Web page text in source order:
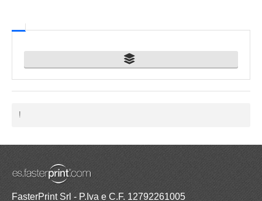
!
FasterPrint Srl - P.Iva e C.F. 12792261005